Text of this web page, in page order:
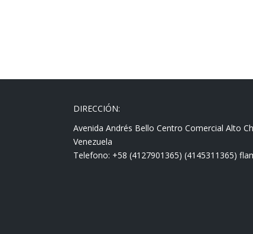
DIRECCIÓN:
Avenida Andrés Bello Centro Comercial Alto
Venezuela
Telefono: +58 (4127901365) (4145311365)